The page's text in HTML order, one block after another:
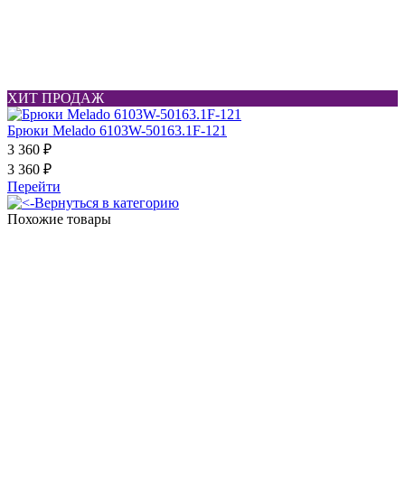
ХИТ ПРОДАЖ
Брюки Melado 6103W-50163.1F-121
3 360 ₽
3 360 ₽
Перейти
Вернуться в категорию
Похожие товары